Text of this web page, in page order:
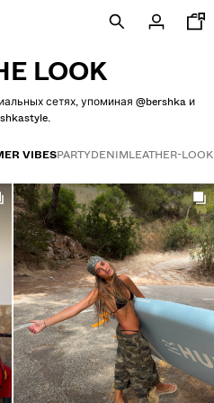
LOOK
сетях, упоминая @bershka и
VIBESPARTYDENIMLEATHER-LOOK
Get the look